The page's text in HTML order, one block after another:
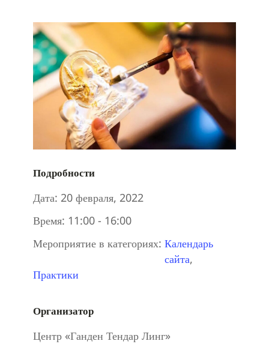
Подробности
Дата: 20 февраля, 2022
Время: 11:00 - 16:00
Мероприятие в категориях: Календарь
сайта,
Практики
Организатор
Центр «Ганден Тендар Линг»